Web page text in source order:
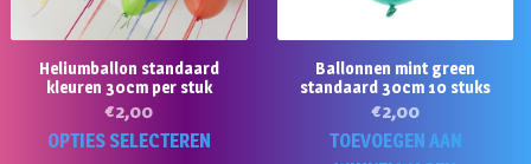
Heliumballon standaard
kleuren 30cm per stuk
€2,00
OPTIES SELECTEREN
Ballonnen mint green
standaard 30cm 10 stuks
€2,00
TOEVOEGEN AAN